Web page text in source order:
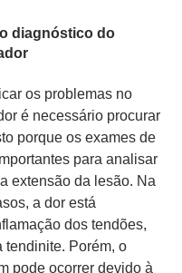
diagnóstico do
os problemas no
é necessário procurar
porque os exames de
para analisar
extensão da lesão. Na
a dor está
dos tendões,
tendinite. Porém, o
pode ocorrer devido à